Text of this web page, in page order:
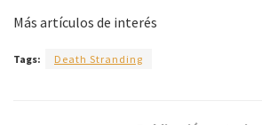
Más artículos de interés
Tags: Death Stranding